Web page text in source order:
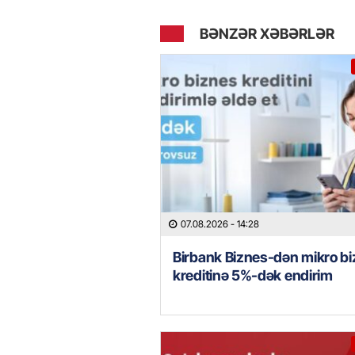
BƏNZƏR XƏBƏRLƏR
07.08.2026 - 14:28
Birbank Biznes-dən mikro
kreditinə 5%-dək endirim